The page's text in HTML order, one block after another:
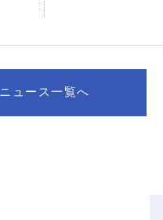
ニュース一覧へ